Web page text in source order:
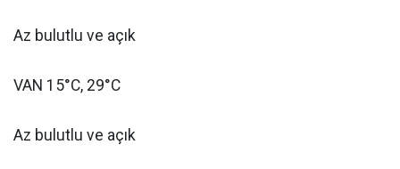
Az bulutlu ve açık
VAN 15°C, 29°C
Az bulutlu ve açık